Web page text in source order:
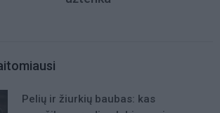
Pelių ir žiurkių baubas: kas